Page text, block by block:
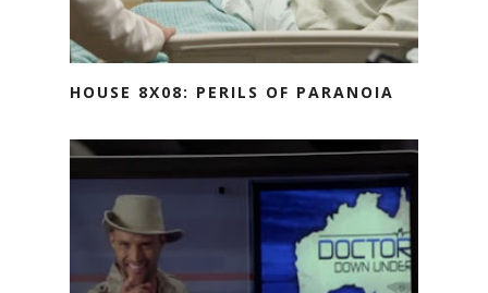
HOUSE 8X08: PERILS OF PARANOIA